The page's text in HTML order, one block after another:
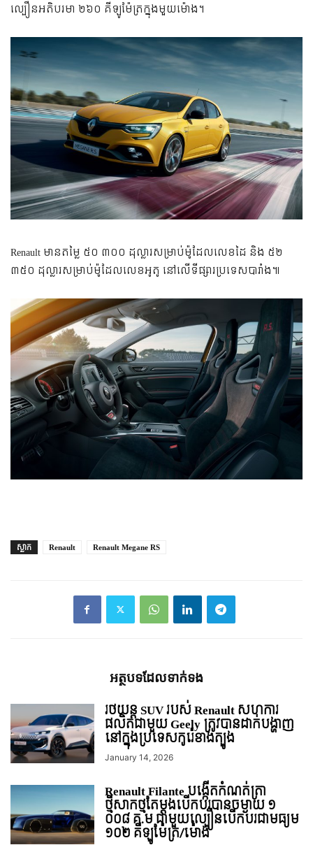
ល្បឿន​អតិបរមា ២៦០ គីឡូម៉ែត្រ​ក្នុង​មួយ​ម៉ោង។
Renault មានតម្លៃ ៥០ ៣០០ ដុល្លារ​សម្រាប់​ម៉ូដែល​លេខ​ដៃ និង ៥២
៣៥០ ដុល្លារ​សម្រាប់​ម៉ូដែល​លេខ​អូតូ នៅលើទីផ្សារប្រទេសបារាំង៕
ស្លាក Renault Renault Megane RS
អត្ថបទ​ដែល​ទាក់ទង
រថយន្ត SUV របស់ Renault សហការ
ផលិតជាមួយ Geely ត្រូវបានដាក់បង្ហាញ
នៅក្នុងប្រទេសកូរ៉េខាងត្បូង
January 14, 2026
Renault Filante បង្កើតកំណត់ត្រា
ថ្មីសាកថ្មតែម្ដងបើកបរបានចម្ងាយ ១
០០៨ គ.ម ជាមួយល្បឿនបើកបរជាមធ្យម
១០២ គីឡូម៉ែត្រ/ម៉ោង